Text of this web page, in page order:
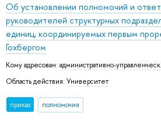
Об установлении полномочий и
руководителей структурных
единиц, координируемых первым
Гохбергом
Кому адресован: административно-
Область действия: Университет
приказ полномочия